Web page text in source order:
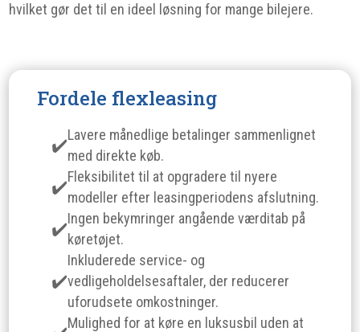
hvilket gør det til en ideel løsning for mange bilejere.
Fordele flexleasing
Lavere månedlige betalinger sammenlignet
med direkte køb.
Fleksibilitet til at opgradere til nyere
modeller efter leasingperiodens afslutning.
Ingen bekymringer angående værditab på
køretøjet.
Inkluderede service- og
vedligeholdelsesaftaler, der reducerer
uforudsete omkostninger.
Mulighed for at køre en luksusbil uden at